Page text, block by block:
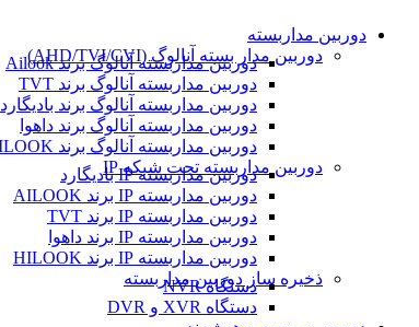
دوربین مداربسته
دوربین مدار بسته آنالوگ (AHD/TVI/CVI)
دوربین مداربسته آنالوگ برند Ailook
دوربین مداربسته آنالوگ برند TVT
دوربین مداربسته آنالوگ برند بادیگارد
دوربین مداربسته آنالوگ برند داهوا
دوربین مداربسته آنالوگ برند HILOOK
دوربین مداربسته تحت شبکه IP
دوربین مداربسته IP بادیگارد
دوربین مداربسته IP برند AILOOK
دوربین مداربسته IP برند TVT
دوربین مداربسته IP برند داهوا
دوربین مداربسته IP برند HILOOK
ذخیره ساز دوربین مداربسته
دستگاه NVR
دستگاه XVR و DVR